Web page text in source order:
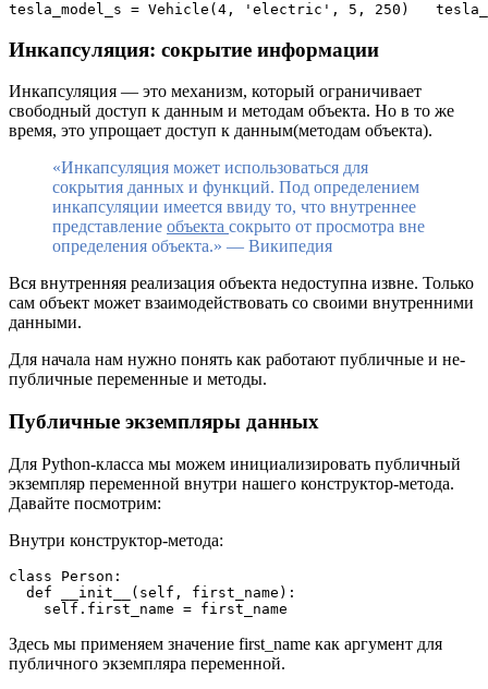
Инкапсуляция: сокрытие информации
Инкапсуляция — это механизм, который ограничивает
свободный доступ к данным и методам объекта. Но в то же
время, это упрощает доступ к данным(методам объекта).
«Инкапсуляция может использоваться для
сокрытия данных и функций. Под определением
инкапсуляции имеется ввиду то, что внутреннее
представление объекта сокрыто от просмотра вне
определения объекта.» — Википедия
Вся внутренняя реализация объекта недоступна извне. Только
сам объект может взаимодействовать со своими внутренними
данными.
Для начала нам нужно понять как работают публичные и не-
публичные переменные и методы.
Публичные экземпляры данных
Для Python-класса мы можем инициализировать публичный
экземпляр переменной внутри нашего конструктор-метода.
Давайте посмотрим:
Внутри конструктор-метода:
class Person:
  def __init__(self, first_name):
Здесь мы применяем значение first_name как аргумент для
публичного экземпляра переменной.